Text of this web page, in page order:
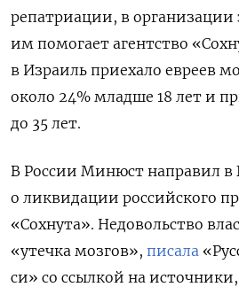
репатриации, в организации
им помогает агентство
в Израиль приехало евреев
около 24% младше 18 лет и
до 35 лет.
В России Минюст направил в
о ликвидации российского
«Сохнута». Недовольство
«утечка мозгов», писала
си» со ссылкой на